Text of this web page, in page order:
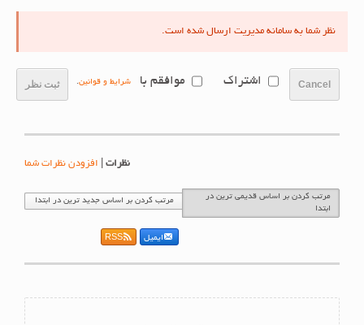
نظر شما به سامانه مدیریت ارسال شده است.
ثبت نظر Cancel اشتراک موافقم با شرایط و قوانین.
نظرات |افزودن نظرات شما
مرتب کردن بر اساس قدیمی ترین در
مرتب کردن بر اساس جدید ترین در ابتدا
ایمیل RSS